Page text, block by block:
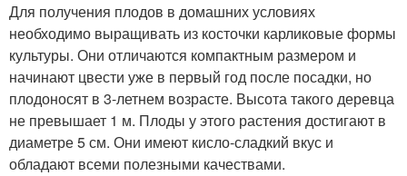
Для получения плодов в домашних условиях
необходимо выращивать из косточки карликовые формы
культуры. Они отличаются компактным размером и
начинают цвести уже в первый год после посадки, но
плодоносят в 3-летнем возрасте. Высота такого деревца
не превышает 1 м. Плоды у этого растения достигают в
диаметре 5 см. Они имеют кисло-сладкий вкус и
обладают всеми полезными качествами.